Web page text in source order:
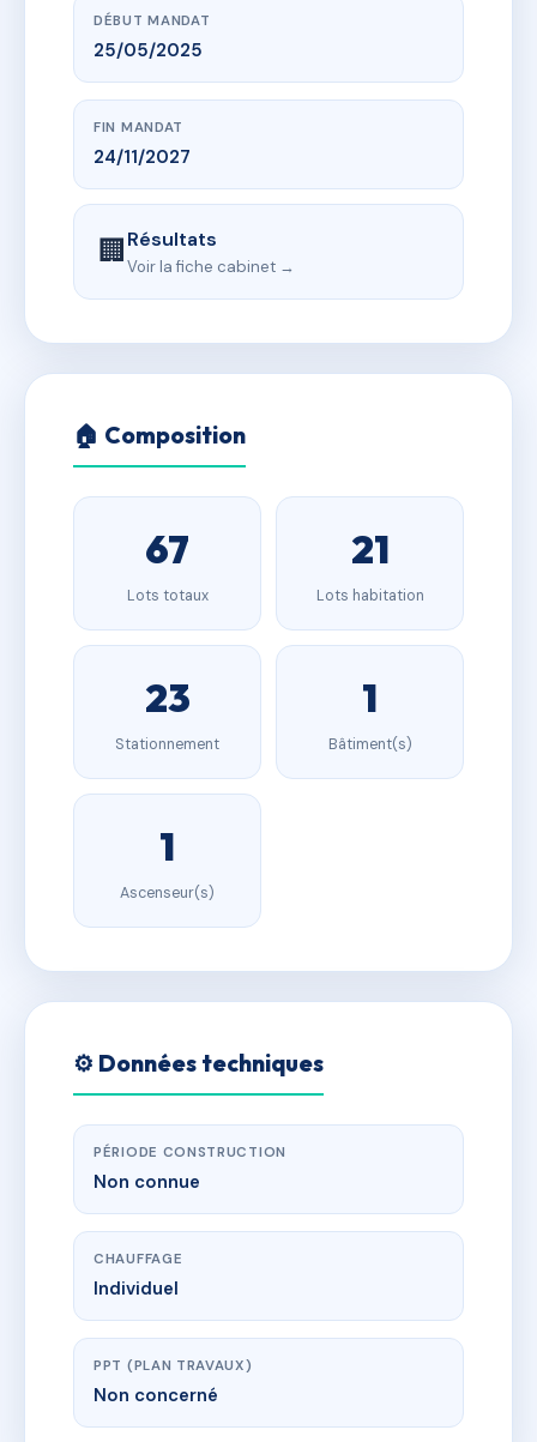
DÉBUT MANDAT
25/05/2025
FIN MANDAT
24/11/2027
🏢Résultats
Voir la fiche cabinet →
🏠 Composition
67
Lots totaux
21
Lots habitation
23
Stationnement
1
Bâtiment(s)
1
Ascenseur(s)
⚙️ Données techniques
PÉRIODE CONSTRUCTION
Non connue
CHAUFFAGE
Individuel
PPT (PLAN TRAVAUX)
Non concerné